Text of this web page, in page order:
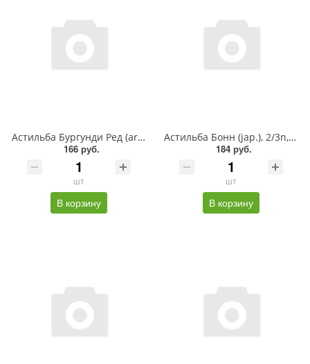
Астильба Бургунди Ред (arend.), 2/3n, БигПак (х25)
166 руб.
шт
В корзину
Астильба Бонн (jap.), 2/3n, - 2шт
184 руб.
шт
В корзину